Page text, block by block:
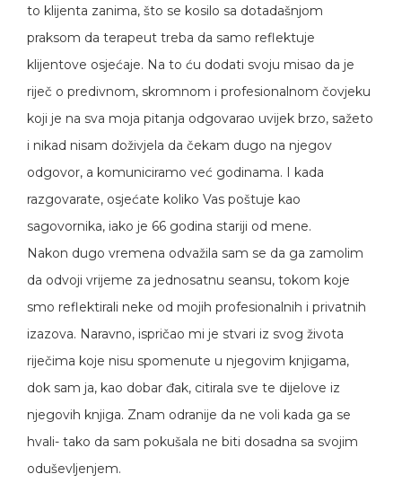
to klijenta zanima, što se kosilo sa dotadašnjom
praksom da terapeut treba da samo reflektuje
klijentove osjećaje. Na to ću dodati svoju misao da je
riječ o predivnom, skromnom i profesionalnom čovjeku
koji je na sva moja pitanja odgovarao uvijek brzo, sažeto
i nikad nisam doživjela da čekam dugo na njegov
odgovor, a komuniciramo već godinama. I kada
razgovarate, osjećate koliko Vas poštuje kao
sagovornika, iako je 66 godina stariji od mene.
Nakon dugo vremena odvažila sam se da ga zamolim
da odvoji vrijeme za jednosatnu seansu, tokom koje
smo reflektirali neke od mojih profesionalnih i privatnih
izazova. Naravno, ispričao mi je stvari iz svog života
riječima koje nisu spomenute u njegovim knjigama,
dok sam ja, kao dobar đak, citirala sve te dijelove iz
njegovih knjiga. Znam odranije da ne voli kada ga se
hvali- tako da sam pokušala ne biti dosadna sa svojim
oduševljenjem.